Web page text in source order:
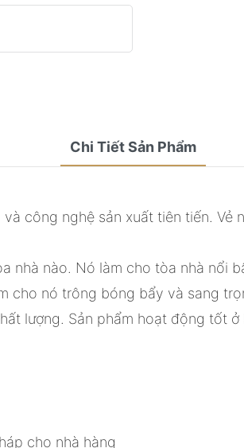
Chi Tiết Sản Phẩm
công nghệ sản xuất tiên tiến.
nhà nào. Nó làm cho tòa nhà nổi
cho nó trông bóng bẩy và sang
lượng. Sản phẩm hoạt động tốt